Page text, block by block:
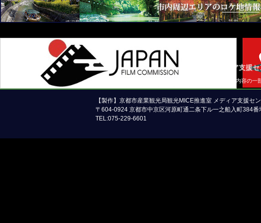
京都市メディア支援
本ホームページの内容の
【製作】京都市産業観光局観光MICE推進室 メディア支援セ
〒604-0924 京都市中京区河原町通二条下ル一之船入町384
TEL:075-229-6601